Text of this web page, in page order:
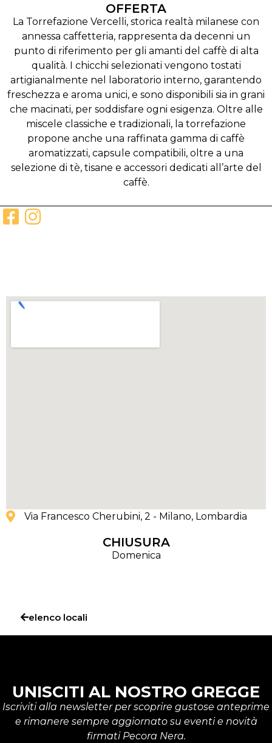
OFFERTA
La Torrefazione Vercelli, storica realtà milanese con
annessa caffetteria, rappresenta da decenni un
punto di riferimento per gli amanti del caffè di alta
qualità. I chicchi selezionati vengono tostati
artigianalmente nel laboratorio interno, garantendo
freschezza e aroma unici, e sono disponibili sia in grani
che macinati, per soddisfare ogni esigenza. Oltre alle
miscele classiche e tradizionali, la torrefazione
propone anche una raffinata gamma di caffè
aromatizzati, capsule compatibili, oltre a una
selezione di tè, tisane e accessori dedicati all’arte del
caffè.
Via Francesco Cherubini, 2 - Milano, Lombardia
CHIUSURA
Domenica
elenco locali
UNISCITI AL NOSTRO GREGGE
Iscriviti alla newsletter per scoprire gustose anteprime
e rimanere sempre aggiornato su eventi e novità
firmati Pecora Nera.